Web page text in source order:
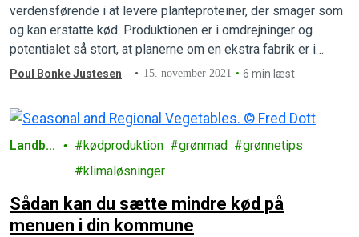
verdensførende i at levere planteproteiner, der smager som
og kan erstatte kød. Produktionen er i omdrejninger og
potentialet så stort, at planerne om en ekstra fabrik er i
støbeskeen.
Poul Bonke Justesen 15. november 2021 6 min læst
Landbr
kødproduktion grønmad
grønnetips
klimaløsninger
Sådan kan du sætte mindre kød på
menuen i din kommune